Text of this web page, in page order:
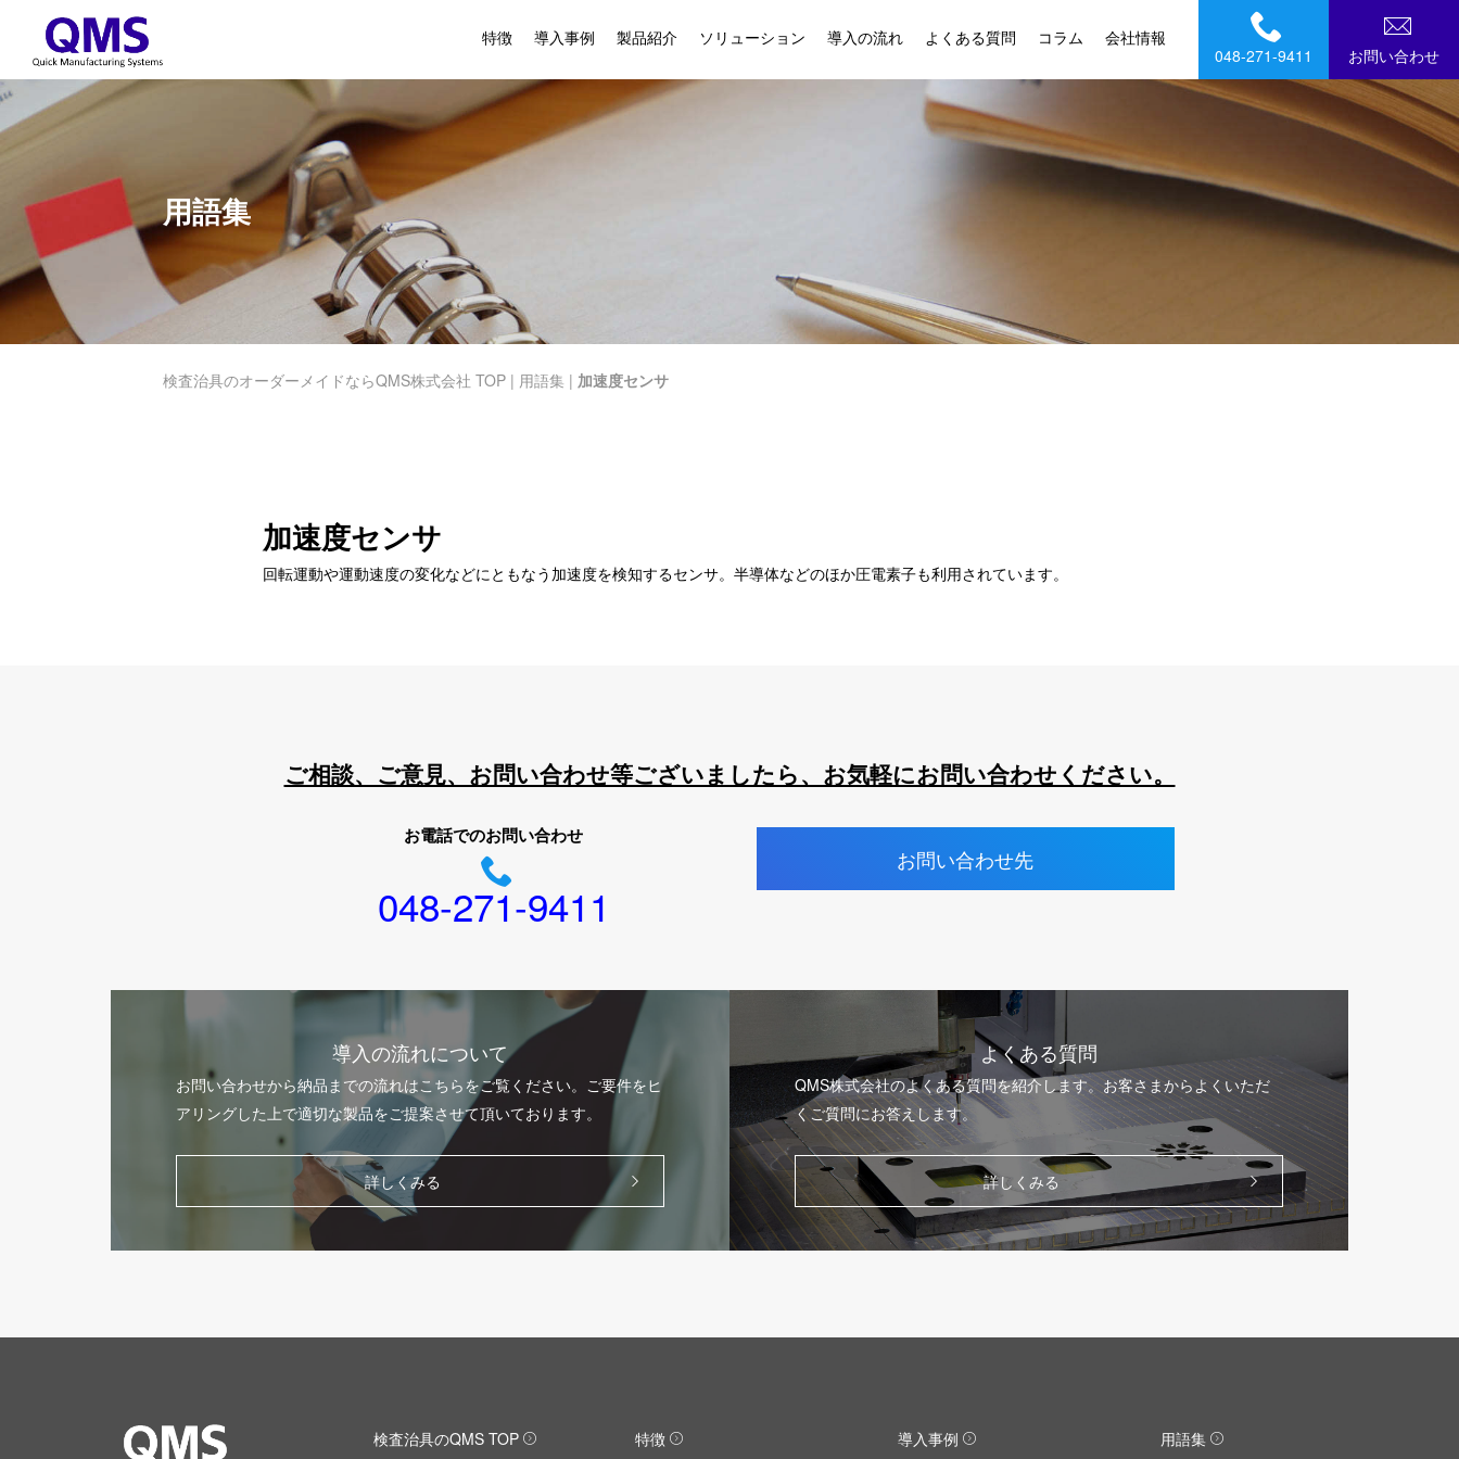
特徴 導入事例 製品紹介 ソリューション 導入の流れ よくある質問 コラム
会社情報
048-271-9411
お問い合わせ
用語集
検査治具のオーダーメイドならQMS株式会社 TOP | 用語集 | 加速度センサ
加速度センサ
回転運動や運動速度の変化などにともなう加速度を検知するセンサ。半導体などのほか圧電素子も利用されています。
ご相談、ご意見、お問い合わせ等ございましたら、お気軽にお問い合わせください。
お電話でのお問い合わせ
048-271-9411
お問い合わせ先
導入の流れについて
お問い合わせから納品までの流れはこちらをご覧ください。ご要件をヒ
アリングした上で適切な製品をご提案させて頂いております。
詳しくみる
よくある質問
QMS株式会社のよくある質問を紹介します。お客さまからよくいただ
くご質問にお答えします。
詳しくみる
検査治具のQMS TOP
特徴
導入事例
用語集